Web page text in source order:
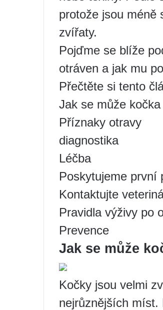
protože jsou méně
zvířaty.
Pojďme se blíže
otráven a jak mu
Přečtěte si tento
Jak se může
Příznaky otravy
diagnostika
Léčba
Poskytujeme první
Kontaktujte
Pravidla výživy po
Prevence
Jak se může
Kočky jsou velmi
nejrůznějších míst.